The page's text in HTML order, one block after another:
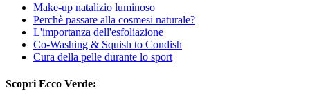
Make-up natalizio luminoso
Perchè passare alla cosmesi naturale?
L'importanza dell'esfoliazione
Co-Washing & Squish to Condish
Cura della pelle durante lo sport
Scopri Ecco Verde: